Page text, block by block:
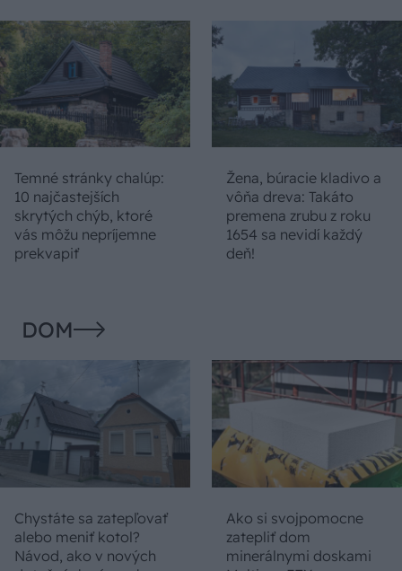
Temné stránky chalúp:
10 najčastejších
skrytých chýb, ktoré
vás môžu nepríjemne
prekvapiť
Žena, búracie kladivo a
vôňa dreva: Takáto
premena zrubu z roku
1654 sa nevidí každý
deň!
DOM
Chystáte sa zatepľovať
alebo meniť kotol?
Návod, ako v nových
Ako si svojpomocne
zatepliť dom
minerálnymi doskami